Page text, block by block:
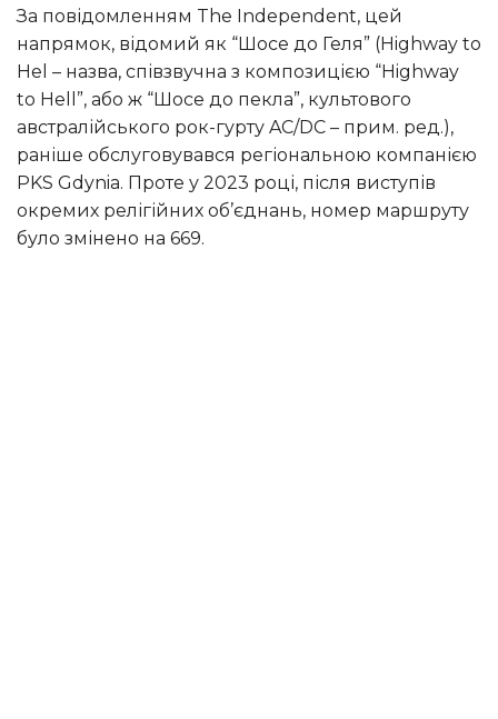
За повідомленням The Independent, цей
напрямок, відомий як “Шосе до Геля” (Highway to
Hel – назва, співзвучна з композицією “Highway
to Hell”, або ж “Шосе до пекла”, культового
австралійського рок-гурту AC/DC – прим. ред.),
раніше обслуговувався регіональною компанією
PKS Gdynia. Проте у 2023 році, після виступів
окремих релігійних об’єднань, номер маршруту
було змінено на 669.